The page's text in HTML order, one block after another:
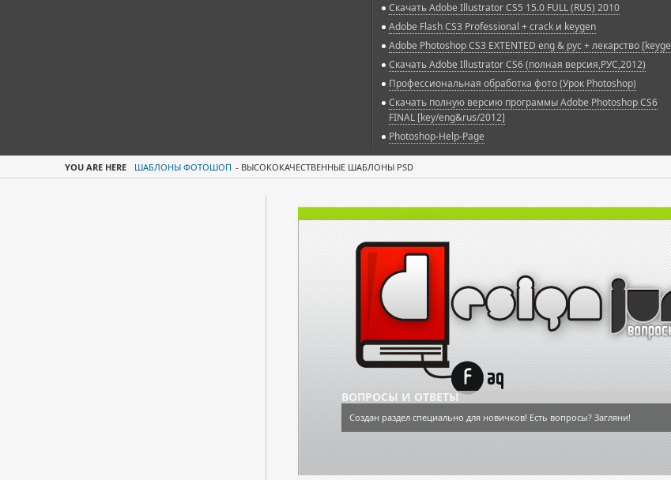
Скачать Adobe Illustrator CS5 15.0 FULL (RUS) 2010
Adobe Flash CS3 Professional + crack и keygen
Adobe Photoshop CS3 EXTENTED eng & рус + лекарство
Скачать Adobe Illustrator CS6 (полная версия,РУС,2012)
Профессиональная обработка фото (Урок Photoshop)
Скачать полную версию программы Adobe Photoshop CS6
FINAL [key/eng&rus/2012]
Photoshop-Help-Page
YOU ARE HERE ШАБЛОНЫ ФОТОШОП - ВЫСОКОКАЧЕСТВЕННЫЕ ШАБЛОНЫ PSD
ВОПРОСЫ И ОТВЕТЫ
Создан раздел специально для новичков! Есть вопросы? Загляни!